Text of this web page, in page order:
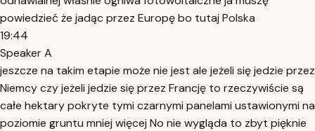
powiedzieć że jadąc przez Europę bo tutaj Polska
19:44
Speaker A
jeszcze na takim etapie może nie jest ale jeżeli się jedzie przez
Niemcy czy jeżeli jedzie się przez Francję to rzeczywiście są
całe hektary pokryte tymi czarnymi panelami ustawionymi na
poziomie gruntu mniej więcej No nie wygląda to zbyt pięknie